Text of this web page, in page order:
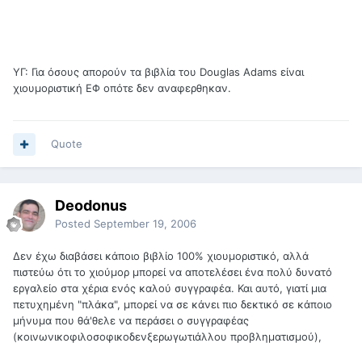
ΥΓ: Για όσους απορούν τα βιβλία του Douglas Adams είναι
χιουμοριστική ΕΦ οπότε δεν αναφερθηκαν.
Quote
Deodonus
Posted September 19, 2006
Δεν έχω διαβάσει κάποιο βιβλίο 100% χιουμοριστικό, αλλά
πιστεύω ότι το χιούμορ μπορεί να αποτελέσει ένα πολύ δυνατό
εργαλείο στα χέρια ενός καλού συγγραφέα. Και αυτό, γιατί μια
πετυχημένη "πλάκα", μπορεί να σε κάνει πιο δεκτικό σε κάποιο
μήνυμα που θά'θελε να περάσει ο συγγραφέας
(κοινωνικοφιλοσοφικοδενξερωγωτιάλλου προβληματισμού),